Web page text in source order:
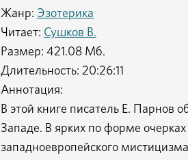
Жанр: Эзотерика
Читает: Сушков В.
Размер: 421.08 Мб.
Длительность: 20:26:11
Аннотация:
В этой книге писатель Е. Парнов
Западе. В ярких по форме
западноевропейского